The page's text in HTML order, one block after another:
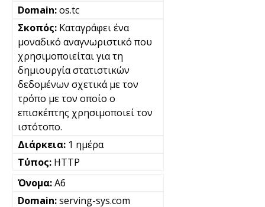
os.tc
Καταγράφει ένα
μοναδικό αναγνωριστικό που
χρησιμοποιείται για τη
δημιουργία στατιστικών
δεδομένων σχετικά με τον
τρόπο με τον οποίο ο
επισκέπτης χρησιμοποιεί τον
ιστότοπο.
1 ημέρα
HTTP
A6
serving-sys.com